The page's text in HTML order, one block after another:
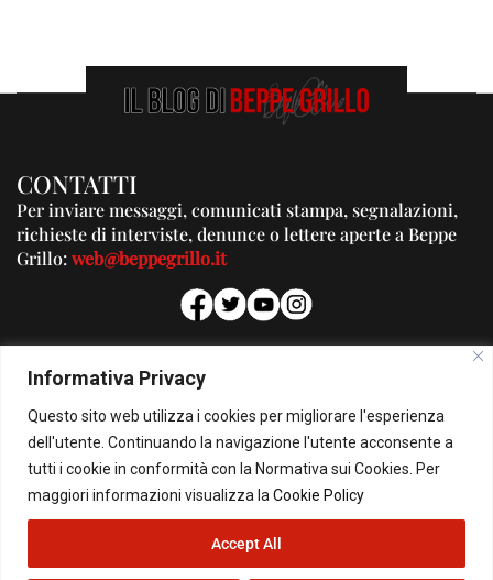
Informativa Privacy
Questo sito web utilizza i cookies per migliorare l'esperienza
dell'utente. Continuando la navigazione l'utente acconsente a
tutti i cookie in conformità con la Normativa sui Cookies. Per
maggiori informazioni visualizza la Cookie Policy
Accept All
CONTATTI
Per inviare messaggi, comunicati stampa, segnalazioni,
richieste di interviste, denunce o lettere aperte a Beppe
Grillo:web@beppegrillo.it
PUBBLICITA'
Per la tua pubblicità su questo Blog:
pubblicita@beppegrillo.it
© Copyright 2026 - Il Blog di Beppe Grillo. All Rights Reserved - Powered by
happygrafic.com